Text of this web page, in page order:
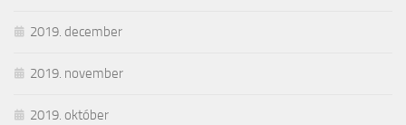
2019. december
2019. november
2019. október